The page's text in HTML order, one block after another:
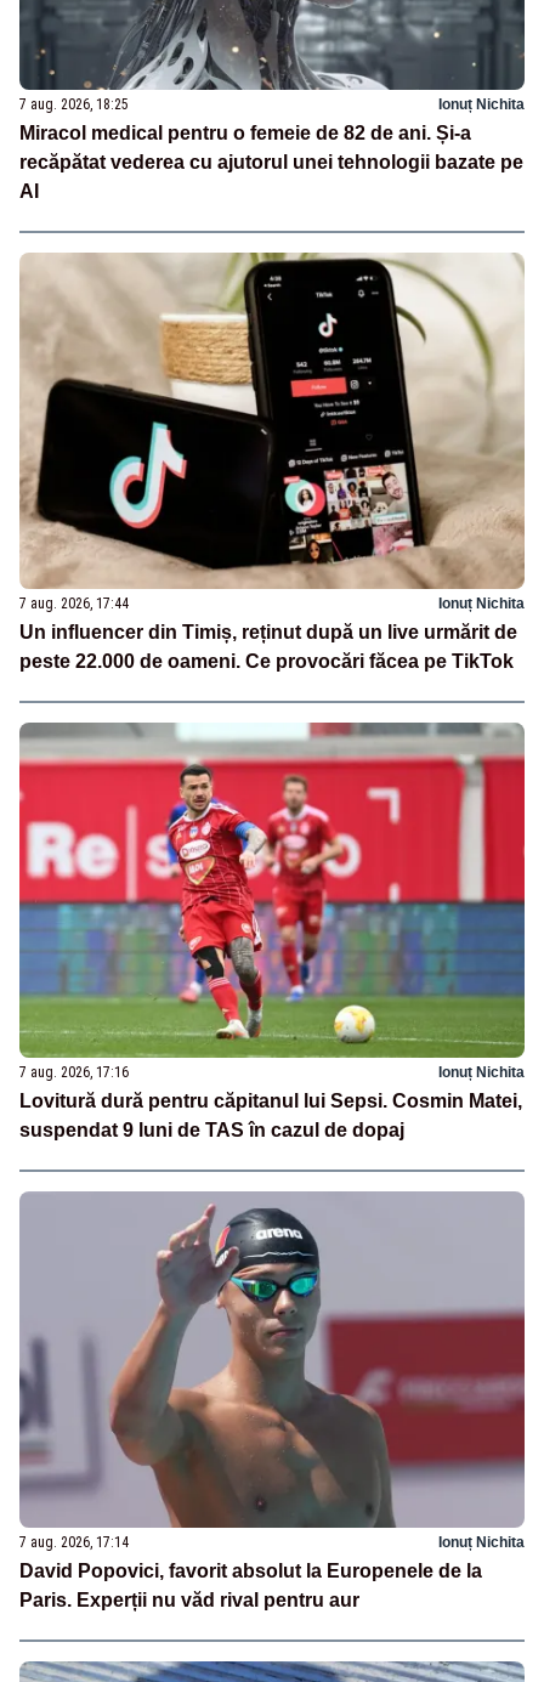
7 aug. 2026, 18:25 Ionuț Nichita
Miracol medical pentru o femeie de 82 de ani. Și-a
recăpătat vederea cu ajutorul unei tehnologii bazate pe
AI
7 aug. 2026, 17:44 Ionuț Nichita
Un influencer din Timiș, reținut după un live urmărit de
peste 22.000 de oameni. Ce provocări făcea pe TikTok
7 aug. 2026, 17:16 Ionuț Nichita
Lovitură dură pentru căpitanul lui Sepsi. Cosmin Matei,
suspendat 9 luni de TAS în cazul de dopaj
7 aug. 2026, 17:14 Ionuț Nichita
David Popovici, favorit absolut la Europenele de la
Paris. Experții nu văd rival pentru aur